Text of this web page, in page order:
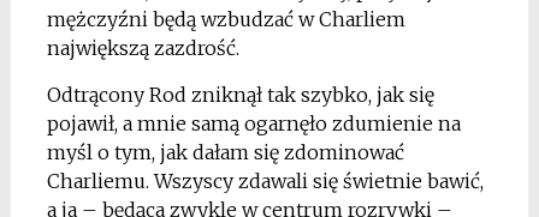
mężczyźni będą wzbudzać w Charliem
największą zazdrość.
Odtrącony Rod zniknął tak szybko, jak się
pojawił, a mnie samą ogarnęło zdumienie na
myśl o tym, jak dałam się zdominować
Charliemu. Wszyscy zdawali się świetnie bawić,
a ja – będąca zwykle w centrum rozrywki –